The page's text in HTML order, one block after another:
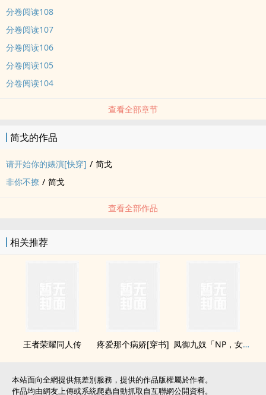
分卷阅读108
分卷阅读107
分卷阅读106
分卷阅读105
分卷阅读104
查看全部章节
简戈的作品
请开始你的婊演[快穿] / 简戈
非你不撩 / 简戈
查看全部作品
相关推荐
王者荣耀同人传 疼爱那个病娇[穿书] 凤御九奴「NP，女尊，女攻」
本站面向全網提供無差別服務，提供的作品版權屬於作者。
作品均由網友上傳或系統爬蟲自動抓取自互聯網公開資料。